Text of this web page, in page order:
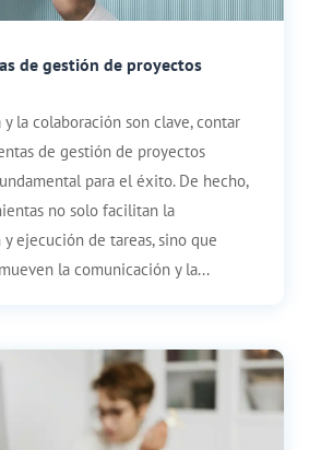
de gestión de proyectos
la colaboración son clave, contar
de gestión de proyectos
para el éxito. De hecho,
no solo facilitan la
ejecución de tareas, sino que
la comunicación y la...